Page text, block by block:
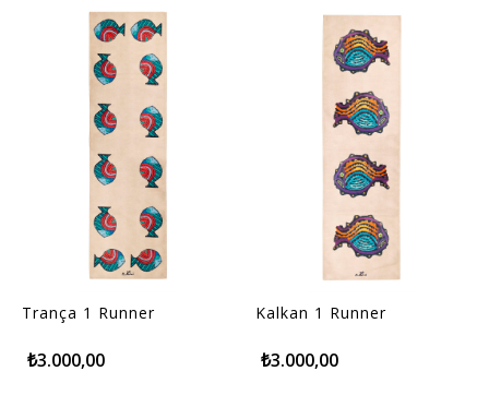
Trança 1 Runner
₺3.000,00
Kalkan 1 Runner
₺3.000,00